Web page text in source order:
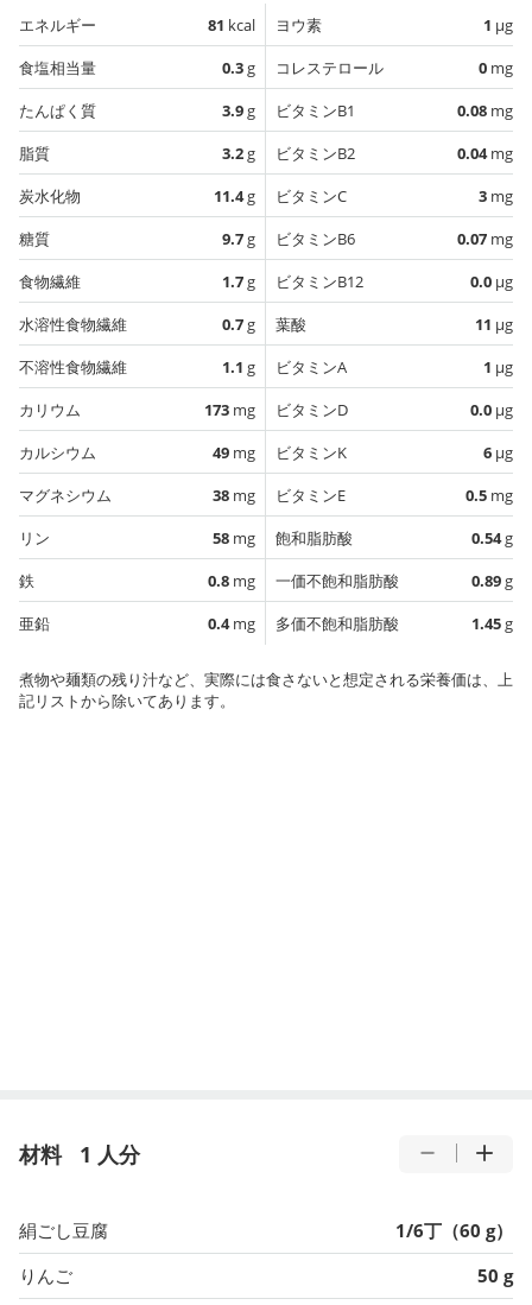
エネルギー 81 kcal
食塩相当量
0.3g
たんぱく質
3.9g
脂質
3.2g
炭水化物
11.4g
糖質
9.7g
食物繊維
1.7g
水溶性食物繊維
0.7g
不溶性食物繊維
1.1 g
カリウム
173 mg
カルシウム
49 mg
マグネシウム
38 mg
リン
58 mg
鉄
0.8 mg
亜鉛
0.4mg
ヨウ素 1 µg
コレステロール
0 mg
ビタミンB1
0.08 mg
ビタミンB2
0.04mg
ビタミンC
3 mg
ビタミンB6
0.07 mg
ビタミンB12
0.0 µg
葉酸
11 µg
ビタミンA
1 µg
ビタミンD
0.0 µg
ビタミンK
6 µg
ビタミンE
0.5 mg
飽和脂肪酸
0.54g
一価不飽和脂肪酸
0.89g
多価不飽和脂肪酸
1.45g
煮物や麺類の残り汁など、実際には食さないと想定される栄養価は、上
記リストから除いてあります。
材料 1 人分
絹ごし豆腐
1/6丁（60 g）
りんご
50 g